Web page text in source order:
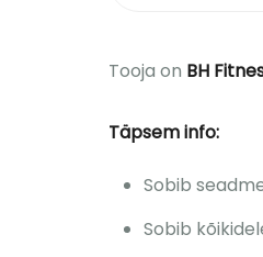
Tooja on BH
Täpsem info:
Sobib
Sobib